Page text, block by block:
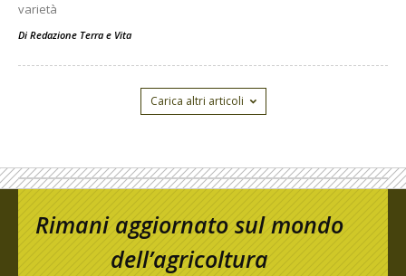
varietà
Di Redazione Terra e Vita
Carica altri articoli
Rimani aggiornato sul mondo
dell’agricoltura